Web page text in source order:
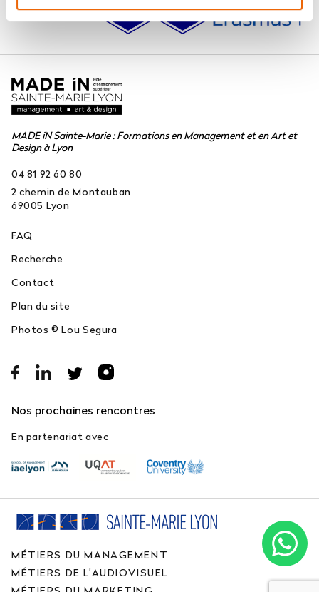
MADE iN Sainte-Marie : Formations en Management et en Art et
Design à Lyon
04 81 92 60 80
2 chemin de Montauban
69005 Lyon
FAQ
Recherche
Contact
Plan du site
Photos © Lou Segura
Nos prochaines rencontres
En partenariat avec
MÉTIERS DU MANAGEMENT
MÉTIERS DE L’AUDIOVISUEL